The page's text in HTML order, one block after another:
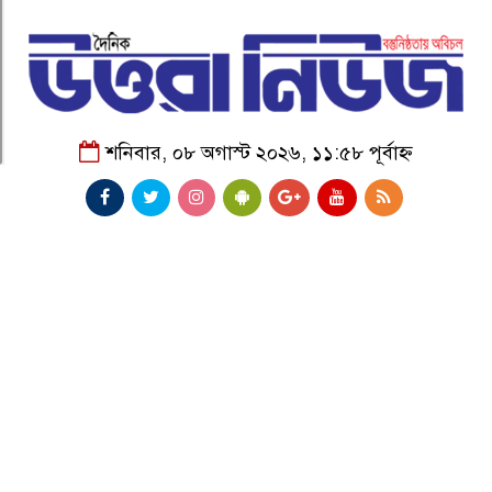
শনিবার, ০৮ অগাস্ট ২০২৬, ১১:৫৮ পূর্বাহ্ন